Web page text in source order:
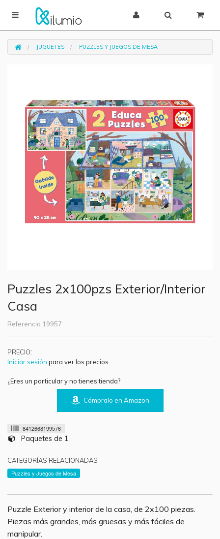
JUGUETES PUZZLES Y JUEGOS DE MESA
Puzzles 2x100pzs Exterior/Interior
Casa
Referencia 19957
PRECIO:
Iniciar sesión para ver los precios.
¿Eres un particular y no tienes tienda?
Cómpralo en Amazon
8412668199576
Paquetes de 1
CATEGORÍAS RELACIONADAS
Puzzles y Juegos de Mesa
Puzzle Exterior y interior de la casa, de 2x100 piezas.
Piezas más grandes, más gruesas y más fáciles de
manipular.